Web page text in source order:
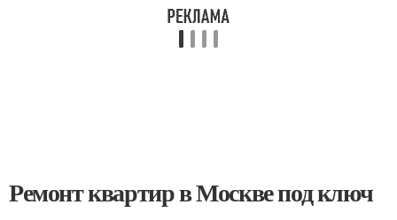
Ремонт квартир в Москве под ключ